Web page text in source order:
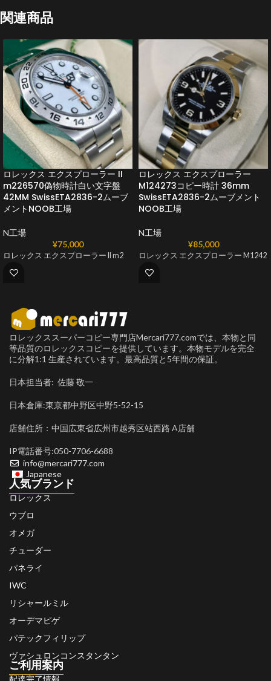
関連商品
ロレックス エクスプローラー II
m226570偽物時計白い文字盤
42MM SwissETA2836-2ムーブ
メントNOOB工場
N工場
¥75,000
ロレックス エクスプローラー II m2
ロレックス エクスプローラー
M124273コピー時計 36mm
SwissETA2836-2ムーブメント
NOOB工場
N工場
¥85,000
ロレックス エクスプローラー M1242
ロレックススーパーコピー専門店Mercari777.comでは、本物と同
等品質のロレックスコピーを提供しています。本物モデルを完全
に分解1:1 生産されています。最高品質と5年間の保証。
日本担当者: 佐藤 敬一
日本倉庫:東京都中野区中野5-52-15
店舗住所：中国広東省広州市越秀区站西路 A店舗
IP電話番号:050-7706-6688
info@mercari777.com
Japanese
人気ブランド
ロレックス
ウブロ
オメガ
チューダー
パネライ
IWC
リシャールミル
オーデマピゲ
パテックフィリップ
ヴァシュロンコンスタンタン
ご利用案内